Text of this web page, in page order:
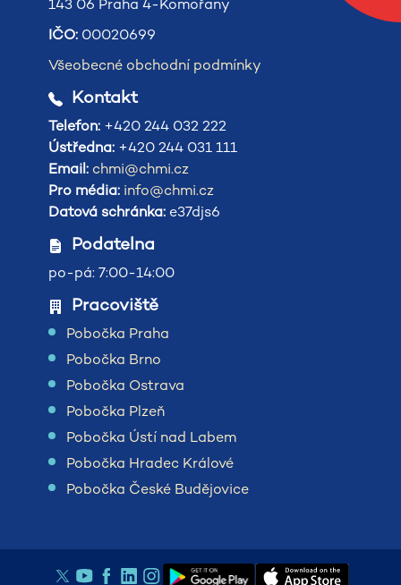
143 06 Praha 4-Komořany
IČO: 00020699
Všeobecné obchodní podmínky
Kontakt
Telefon: +420 244 032 222
Ústředna: +420 244 031 111
Email: chmi@chmi.cz
Pro média: info@chmi.cz
Datová schránka: e37djs6
Podatelna
po-pá: 7:00-14:00
Pracoviště
Pobočka Praha
Pobočka Brno
Pobočka Ostrava
Pobočka Plzeň
Pobočka Ústí nad Labem
Pobočka Hradec Králové
Pobočka České Budějovice